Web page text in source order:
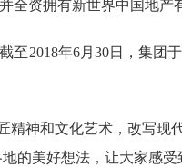
全资拥有新世界中国地产
2018年6月30日，集团
精神和文化艺术，改写
的美好想法，让大家感